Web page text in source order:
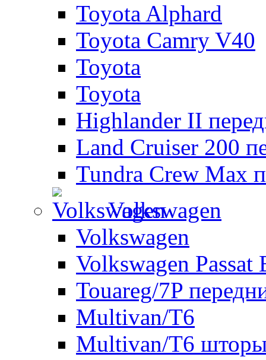
Toyota Alphard
Toyota Camry V40
Toyota
Toyota
Highlander II
Land Cruiser 200
Tundra Crew Max
Volkswagen
Volkswagen
Volkswagen Passat
Touareg/7P
Multivan/T6
Multivan/T6 шторы